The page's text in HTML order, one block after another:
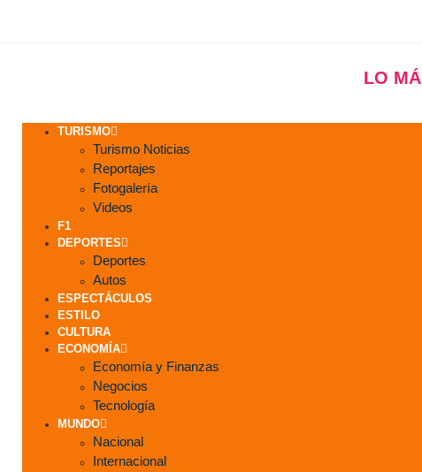
LO
TURISMO
Turismo Noticias
Reportajes
Fotogalería
Videos
F1
DEPORTES
Deportes
Autos
ESPECTÁCULOS
ESTILO
CULTURA
ECONOMÍA
Economía y Finanzas
Negocios
Tecnología
MUNDO
Nacional
Internacional